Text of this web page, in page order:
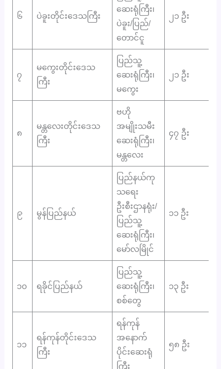
၆ ပဲခူးတိုင်းဒေသကြီး
ဆေးရုံကြီး၊
ပဲခူး/ပြည်/
တောင်ငူ
၂၁ ဦး
၇
မကွေးတိုင်းဒေသ
ကြီး
ပြည်သူ့
ဆေးရုံကြီး၊
မကွေး
၂၁ ဦး
၈
မန္တလေးတိုင်းဒေသ
ကြီး
ဗဟို
အမျိုးသမီး
ဆေးရုံကြီး၊
မန္တလေး
၄၇ ဦး
၉ မွန်ပြည်နယ်
ပြည်နယ်ကု
သ‌ရေး
ဦးစီးဌာနရုံး/
ပြည်သူ့
ဆေးရုံကြီး၊
မော်လမြိုင်
၁၁ ဦး
၁၀ ရခိုင်ပြည်နယ်
ပြည်သူ့
ဆေးရုံကြီး၊
စစ်တွေ
၁၃ ဦး
၁၁
ရန်ကုန်တိုင်းဒေသ
ကြီး
ရန်ကုန်
အနောက်
ပိုင်းဆေးရုံ
ကြီး
၅၈ ဦး